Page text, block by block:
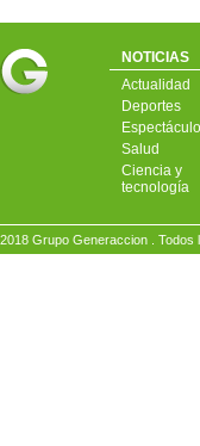
NOTICIAS
Actualidad
Deportes
Salud
Ciencia y
tecnología
2018 Grupo Generaccion .